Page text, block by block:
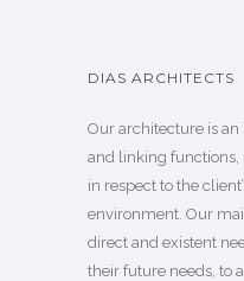
DIAS ARCHITECTS
Our architecture is
and linking functions,
in respect to the
environment. Our
direct and existent
their future needs, to